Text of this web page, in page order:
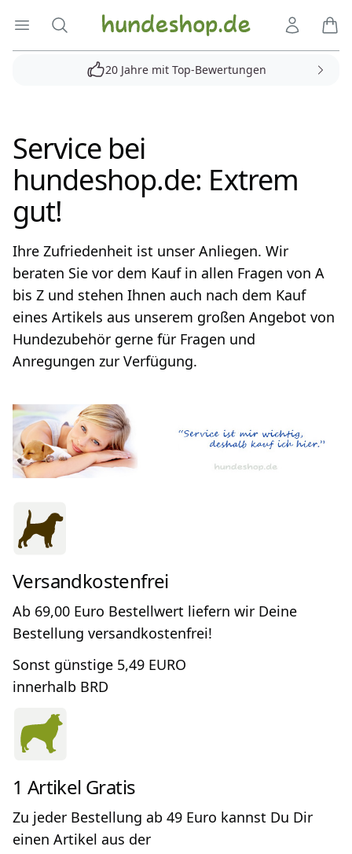
Menü öffnen
Suche Hundeshop.de
20 Jahre mit Top-Bewertungen
Service bei
hundeshop.de: Extrem
gut!
Ihre Zufriedenheit ist unser Anliegen. Wir
beraten Sie vor dem Kauf in allen Fragen von A
bis Z und stehen Ihnen auch nach dem Kauf
eines Artikels aus unserem großen Angebot von
Hundezubehör gerne für Fragen und
Anregungen zur Verfügung.
Versandkostenfrei
Ab 69,00 Euro Bestellwert liefern wir Deine
Bestellung versandkostenfrei!
Sonst günstige 5,49 EURO
innerhalb BRD
1 Artikel Gratis
Zu jeder Bestellung ab 49 Euro kannst Du Dir
einen Artikel aus der